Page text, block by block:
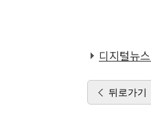
디지털뉴
뒤로가기